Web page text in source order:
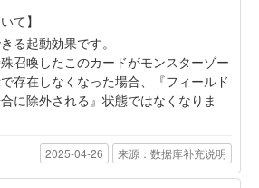
て】
る起動効果です。
召喚したこのカードがモンスターゾー
存在しなくなった場合、『フィールド
に除外される』状態ではなくなりま
2025-04-26 来源：数据库补充说明